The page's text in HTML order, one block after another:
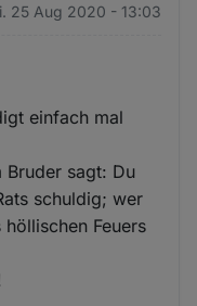
25 Aug 2020 - 13:03
einfach mal
Bruder sagt: Du
schuldig; wer
Feuers